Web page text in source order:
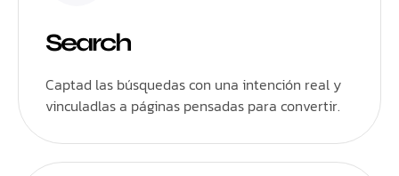
Search
Captad las búsquedas con una intención real y
vinculadlas a páginas pensadas para convertir.